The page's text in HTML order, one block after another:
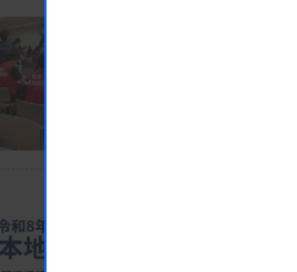
を目指しながら開催を準備す
するが、移行期の個別事例に
討が進んでいる「JAMTアプ
にも日臨技役員や都道府県技師